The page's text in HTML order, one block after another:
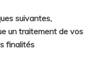
suivantes,
un traitement de vos
finalités